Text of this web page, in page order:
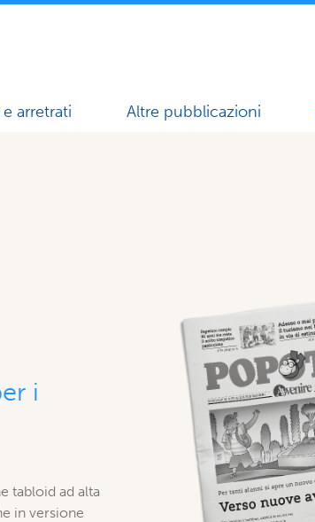
arretrati Altre pubblicazioni
i
tabloid ad alta
in versione